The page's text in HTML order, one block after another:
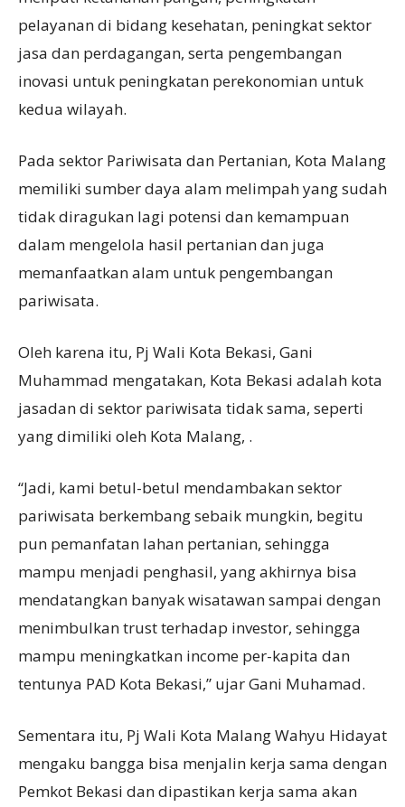
pelayanan di bidang kesehatan, peningkat sektor
jasa dan perdagangan, serta pengembangan
inovasi untuk peningkatan perekonomian untuk
kedua wilayah.
Pada sektor Pariwisata dan Pertanian, Kota Malang
memiliki sumber daya alam melimpah yang sudah
tidak diragukan lagi potensi dan kemampuan
dalam mengelola hasil pertanian dan juga
memanfaatkan alam untuk pengembangan
pariwisata.
Oleh karena itu, Pj Wali Kota Bekasi, Gani
Muhammad mengatakan, Kota Bekasi adalah kota
jasadan di sektor pariwisata tidak sama, seperti
yang dimiliki oleh Kota Malang, .
“Jadi, kami betul-betul mendambakan sektor
pariwisata berkembang sebaik mungkin, begitu
pun pemanfatan lahan pertanian, sehingga
mampu menjadi penghasil, yang akhirnya bisa
mendatangkan banyak wisatawan sampai dengan
menimbulkan trust terhadap investor, sehingga
mampu meningkatkan income per-kapita dan
tentunya PAD Kota Bekasi,” ujar Gani Muhamad.
Sementara itu, Pj Wali Kota Malang Wahyu Hidayat
mengaku bangga bisa menjalin kerja sama dengan
Pemkot Bekasi dan dipastikan kerja sama akan